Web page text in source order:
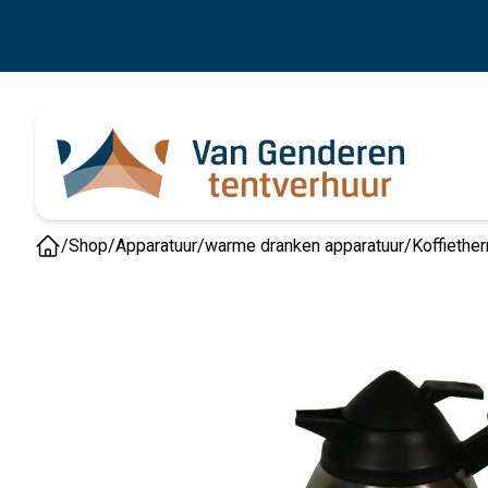
/Shop/Apparatuur/warme dranken apparatuur/